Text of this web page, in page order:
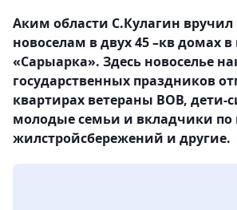
Аким области С.Кулагин
новоселам в двух 45 –кв домах
«Сарыарка». Здесь новоселье
государственных праздников
квартирах ветераны ВОВ, дети-
молодые семьи и вкладчики по
жилстройсбережений и другие.